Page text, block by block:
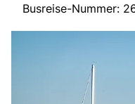
Tagesfahrten
Busreise-Nummer: